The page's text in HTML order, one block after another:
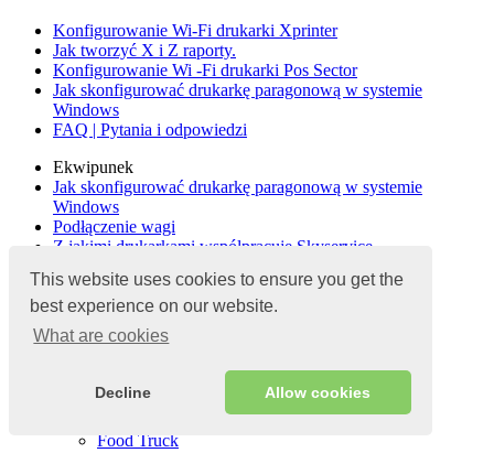
This website uses cookies to ensure you get the
best experience on our website.
What are cookies
Decline Allow cookies
Konfigurowanie Wi-Fi drukarki Xprinter
Jak tworzyć X i Z raporty.
Konfigurowanie Wi -Fi drukarki Pos Sector
Jak skonfigurować drukarkę paragonową w systemie
Windows
FAQ | Pytania i odpowiedzi
Ekwipunek
Jak skonfigurować drukarkę paragonową w systemie
Windows
Podłączenie wagi
Z jakimi drukarkami współpracuje Skyservice
Skyservice
Strona główna
Kawiarnia
Food Truck